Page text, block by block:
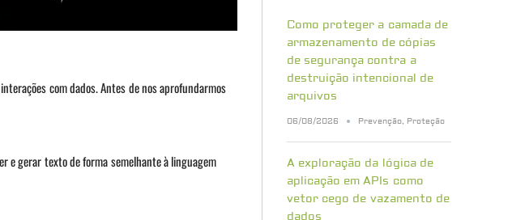
com dados. Antes de nos aprofundarmos
e gerar texto de forma semelhante à linguagem
Como proteger a camada de
armazenamento de cópias
de segurança contra a
destruição intencional de
arquivos
06/08/2026 Prevenção, Proteção
A exploração da lógica de
aplicação em APIs como
vetor cego de vazamento de
dados